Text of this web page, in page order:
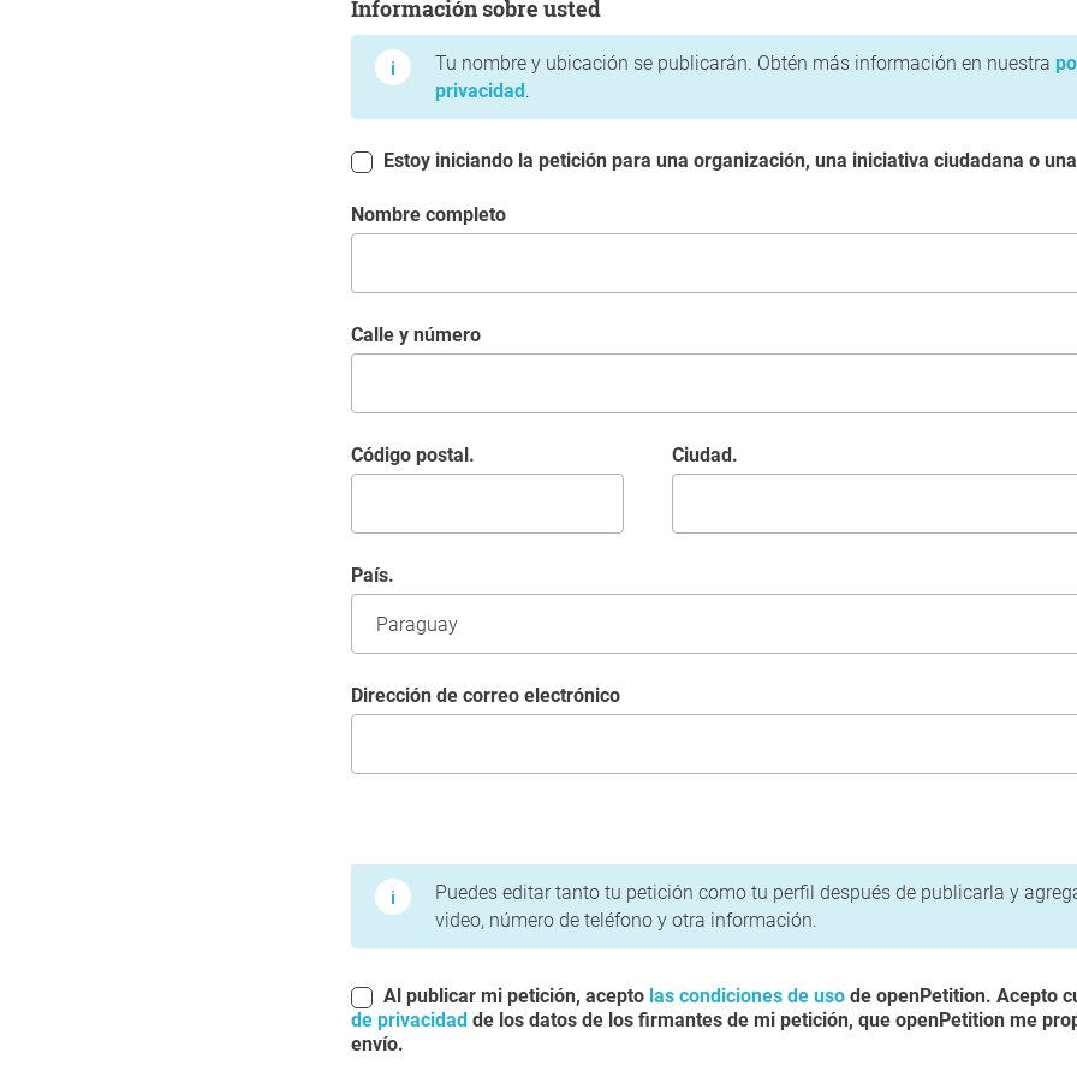
Información sobre usted
Tu nombre y ubicación se publicarán. Obtén más información en nuestra
privacidad.
Estoy iniciando la petición para una organización, una iniciativa ciudadana o
Nombre completo
Calle y número
Código postal. Ciudad.
País.
Dirección de correo electrónico
Condiciones de uso y política de privacidad
Puedes editar tanto tu petición como tu perfil después de publicarla y
video, número de teléfono y otra información.
Al publicar mi petición, acepto las condiciones de uso de openPetition. Acepto
de privacidad de los datos de los firmantes de mi petición, que openPetition me
envío.